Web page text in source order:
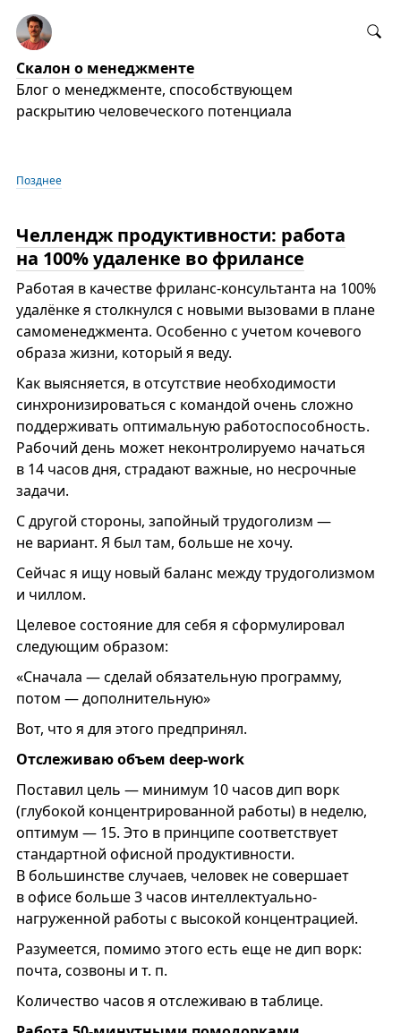
Скалон о менеджменте
Блог о менеджменте, способствующем
раскрытию человеческого потенциала
Позднее
Челлендж продуктивности: работа
на 100% удаленке во фрилансе
Работая в качестве фриланс-консультанта на 100%
удалёнке я столкнулся с новыми вызовами в плане
самоменеджмента. Особенно с учетом кочевого
образа жизни, который я веду.
Как выясняется, в отсутствие необходимости
синхронизироваться с командой очень сложно
поддерживать оптимальную работоспособность.
Рабочий день может неконтролируемо начаться
в 14 часов дня, страдают важные, но несрочные
задачи.
С другой стороны, запойный трудоголизм —
не вариант. Я был там, больше не хочу.
Сейчас я ищу новый баланс между трудоголизмом
и чиллом.
Целевое состояние для себя я сформулировал
следующим образом:
«Сначала — сделай обязательную программу,
потом — дополнительную»
Вот, что я для этого предпринял.
Отслеживаю объем deep-work
Поставил цель — минимум 10 часов дип ворк
(глубокой концентрированной работы) в неделю,
оптимум — 15. Это в принципе соответствует
стандартной офисной продуктивности.
В большинстве случаев, человек не совершает
в офисе больше 3 часов интеллектуально-
нагруженной работы с высокой концентрацией.
Разумеется, помимо этого есть еще не дип ворк:
почта, созвоны и т. п.
Количество часов я отслеживаю в таблице.